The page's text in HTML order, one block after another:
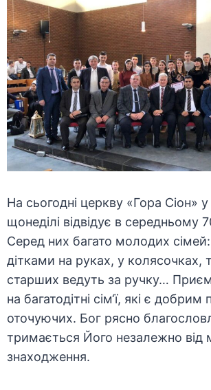
На сьогодні церкву «Гора Сіон»
щонеділі відвідує в
Серед них багато молодих
дітками на руках, у колясочках,
старших ведуть за ручку…
на багатодітні сім‘ї, які є
оточуючих. Бог рясно
тримається Його незалежно від
знаходження.